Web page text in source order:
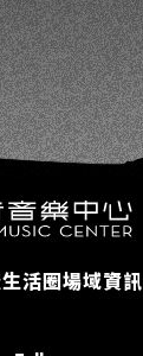
活圈場域資訊